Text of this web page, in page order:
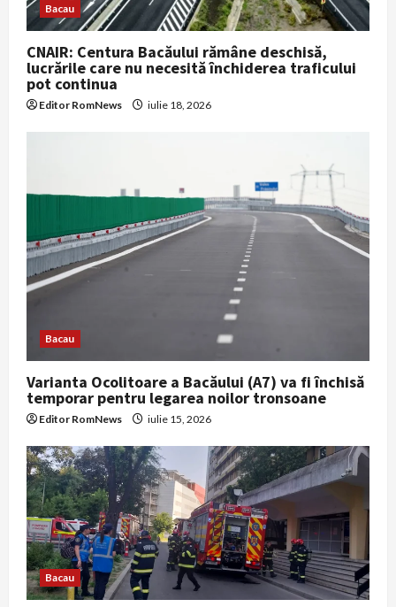
Bacau
CNAIR: Centura Bacăului rămâne deschisă,
lucrările care nu necesită închiderea traficului
pot continua
Editor RomNews iulie 18, 2026
Bacau
Varianta Ocolitoare a Bacăului (A7) va fi închisă
temporar pentru legarea noilor tronsoane
Editor RomNews iulie 15, 2026
Bacau